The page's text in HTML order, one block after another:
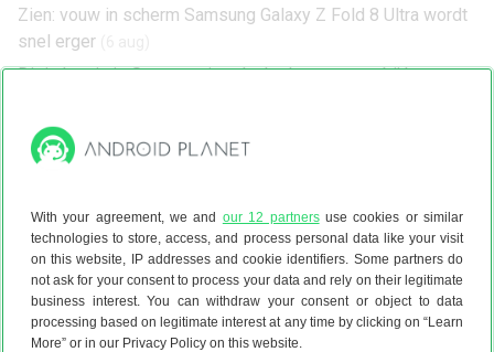
With your agreement, we and our 12 partnersuse cookies or similar
technologies to store, access, and process personal data like your visit
on this website, IP addresses and cookie identifiers. Some partners do
not ask for your consent to process your data and rely on their legitimate
business interest. You can withdraw your consent or object to data
processing based on legitimate interest at any time by clicking on “Learn
More” or in our Privacy Policy on this website.
Zien: vouw in scherm Samsung Galaxy Z Fold 8 Ultra wordt
snel erger
Dit is hoe je je Samsung iets leuks laat zeggen bij het
Is de Zendure SolarFlow 2400 AC+ een goede
thuisbatterij? Dit zeggen drie testers
(6 aug)
Samsung Galaxy Z Fold 8 (Ultra) en Flip 8 nu te koop in
Nederland (6 aug)
Oppo Reno 16 Pro review: een toestel met een
identiteitscrisis (5 aug)